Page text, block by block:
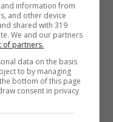
contributivo
i contributi
conto del
dei 35 anni di
information from
and other device
shared with 319
We and our partners
of partners.
data on the basis
to by managing
bottom of this page
consent in privacy